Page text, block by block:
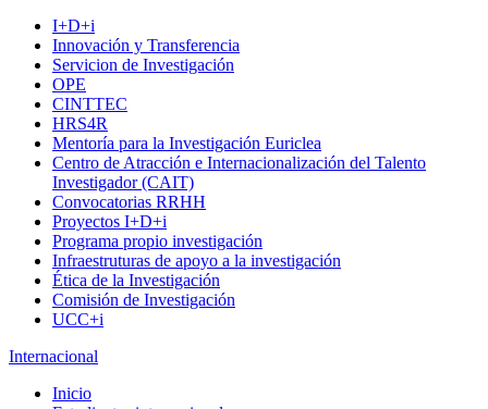
I+D+i
Innovación y Transferencia
Servicion de Investigación
OPE
CINTTEC
HRS4R
Mentoría para la Investigación Euriclea
Centro de Atracción e Internacionalización del Talento
Investigador (CAIT)
Convocatorias RRHH
Proyectos I+D+i
Programa propio investigación
Infraestruturas de apoyo a la investigación
Ética de la Investigación
Comisión de Investigación
UCC+i
Internacional
Inicio